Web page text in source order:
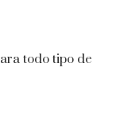
todo tipo de